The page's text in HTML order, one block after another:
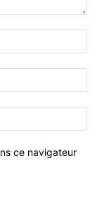
ce navigateur